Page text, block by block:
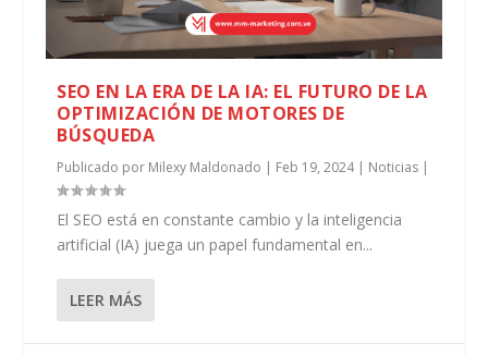
SEO EN LA ERA DE LA IA: EL FUTURO DE LA
OPTIMIZACIÓN DE MOTORES DE
BÚSQUEDA
Publicado por Milexy Maldonado | Feb 19, 2024| Noticias |
El SEO está en constante cambio y la inteligencia
artificial (IA) juega un papel fundamental en...
LEER MÁS